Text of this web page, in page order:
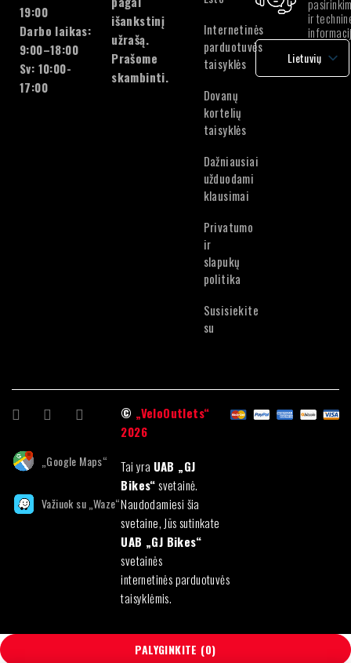
19:00
Darbo laikas:
9:00–18:00
Sv: 10:00-
17:00
išankstinį
užrašą.
Prašome
skambinti.
Internetinės
parduotuvės
taisyklės
Dovanų
kortelių
taisyklės
Dažniausiai
užduodami
klausimai
Privatumo
ir
slapukų
politika
Susisiekite
su
ir
Lietuvių
latvių
„Google Maps“
Važiuok su „Waze“
© „VeloOutlets“
2026
Tai yra UAB „GJ
Bikes“svetainė.
Naudodamiesi šia
svetaine, Jūs sutinkate
UAB „GJ Bikes“
svetainės
internetinės parduotuvės
taisyklėmis.
PALYGINKITE (0)